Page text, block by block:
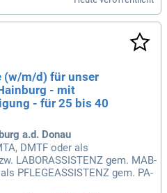
(w/m/d) für unser
- mit
- für 25 bis 40
a.d. Donau
DMTF oder als
LABORASSISTENZ gem. MAB-
PFLEGEASSISTENZ gem. PA-